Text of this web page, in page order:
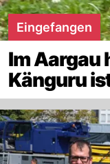
Eingefangen
Im Aargau
Känguru